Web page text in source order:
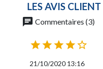
LES AVIS
chat Commentaires (3)

21/10/2020 13:16